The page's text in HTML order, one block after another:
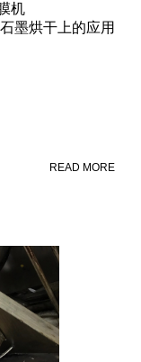
机
墨烘干上的应用
READ MORE